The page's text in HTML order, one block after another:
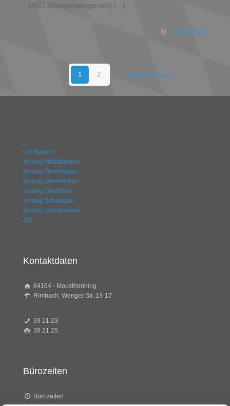
14001 (Umweltmanagement) […]
Weiterlesen
1 2 Nächste Seite
LIV Bayern
Innung Mittelfranken
Innung Oberbayern
Innung Oberfranken
Innung Oberpfalz
Innung Schwaben
Innung Unterfranken
ZIV
Kontaktdaten
84164 - Moosthenning
Rimbach, Wenger Str. 13-17
39 21 23
39 21 25
Bürozeiten
Bürozeiten